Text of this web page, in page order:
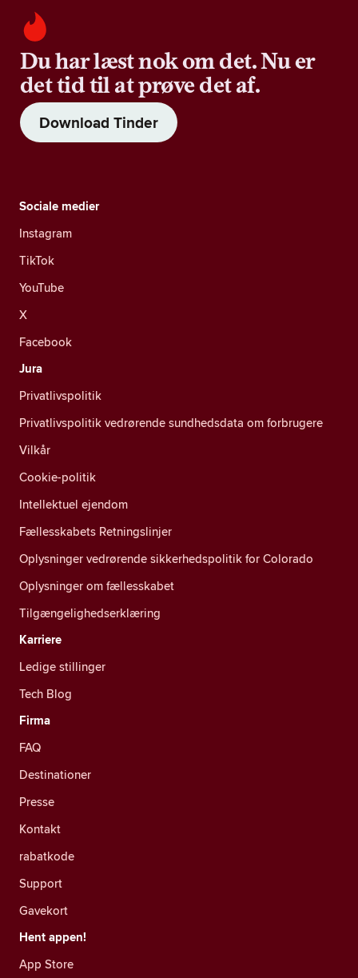
Du har læst nok om det. Nu er
det tid til at prøve det af.
Download Tinder
Sociale medier
Instagram
TikTok
YouTube
X
Facebook
Jura
Privatlivspolitik
Privatlivspolitik vedrørende sundhedsdata om forbrugere
Vilkår
Cookie-politik
Intellektuel ejendom
Fællesskabets Retningslinjer
Oplysninger vedrørende sikkerhedspolitik for Colorado
Oplysninger om fællesskabet
Tilgængelighedserklæring
Karriere
Ledige stillinger
Tech Blog
Firma
FAQ
Destinationer
Presse
Kontakt
rabatkode
Support
Gavekort
Hent appen!
App Store